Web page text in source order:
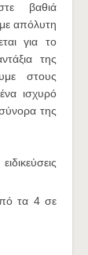
βαθιά
απόλυτη
για το
της
στους
ισχυρό
της
τα 4 σε